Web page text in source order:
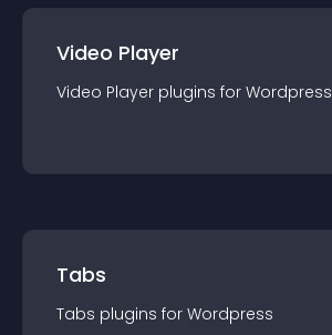
Video Player
Video Player plugins for Wordpress
Tabs
Tabs plugins for Wordpress